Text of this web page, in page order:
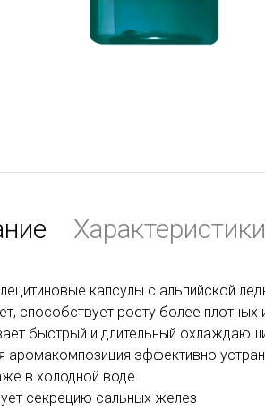
Характеристики
капсулы с альпийской
способствует росту более плотных
быстрый и длительный
аромакомпозиция эффективно
в холодной воде
секрецию сальных желез